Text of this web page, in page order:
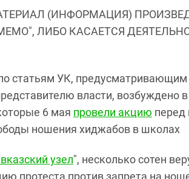
(ИНФОРМАЦИЯ)
ЛИБО КАСАЕТСЯ
статьям УК, предусматривающим
власти,
6 мая провели акцию перед
ношения хиджабов в школах
узел", несколько сотен
протеста против запрета на